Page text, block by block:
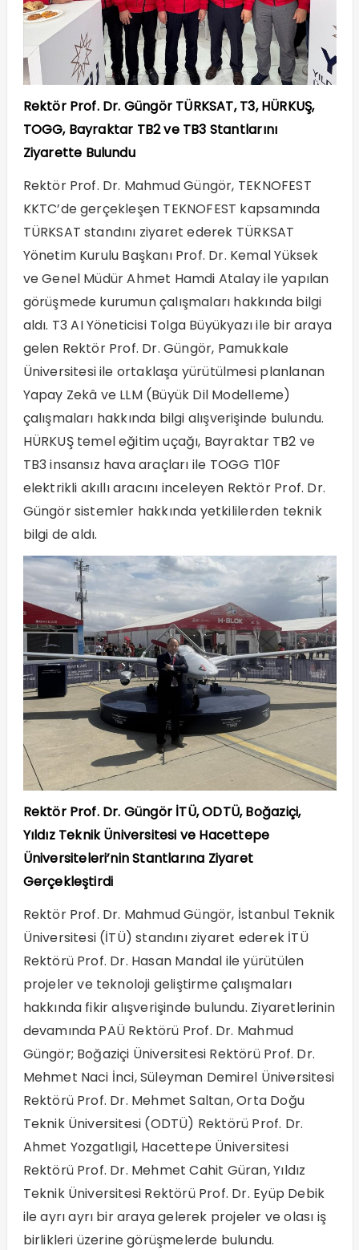
Rektör Prof. Dr. Güngör TÜRKSAT, T3, HÜRKUŞ,
TOGG, Bayraktar TB2 ve TB3 Stantlarını
Ziyarette Bulundu
Rektör Prof. Dr. Mahmud Güngör, TEKNOFEST
KKTC’de gerçekleşen TEKNOFEST kapsamında
TÜRKSAT standını ziyaret ederek TÜRKSAT
Yönetim Kurulu Başkanı Prof. Dr. Kemal Yüksek
ve Genel Müdür Ahmet Hamdi Atalay ile yapılan
görüşmede kurumun çalışmaları hakkında bilgi
aldı. T3 AI Yöneticisi Tolga Büyükyazı ile bir araya
gelen Rektör Prof. Dr. Güngör, Pamukkale
Üniversitesi ile ortaklaşa yürütülmesi planlanan
Yapay Zekâ ve LLM (Büyük Dil Modelleme)
çalışmaları hakkında bilgi alışverişinde bulundu.
HÜRKUŞ temel eğitim uçağı, Bayraktar TB2 ve
TB3 insansız hava araçları ile TOGG T10F
elektrikli akıllı aracını inceleyen Rektör Prof. Dr.
Güngör sistemler hakkında yetkililerden teknik
bilgi de aldı.
Rektör Prof. Dr. Güngör İTÜ, ODTÜ, Boğaziçi,
Yıldız Teknik Üniversitesi ve Hacettepe
Üniversiteleri’nin Stantlarına Ziyaret
Gerçekleştirdi
Rektör Prof. Dr. Mahmud Güngör, İstanbul Teknik
Üniversitesi (İTÜ) standını ziyaret ederek İTÜ
Rektörü Prof. Dr. Hasan Mandal ile yürütülen
projeler ve teknoloji geliştirme çalışmaları
hakkında fikir alışverişinde bulundu. Ziyaretlerinin
devamında PAÜ Rektörü Prof. Dr. Mahmud
Güngör; Boğaziçi Üniversitesi Rektörü Prof. Dr.
Mehmet Naci İnci, Süleyman Demirel Üniversitesi
Rektörü Prof. Dr. Mehmet Saltan, Orta Doğu
Teknik Üniversitesi (ODTÜ) Rektörü Prof. Dr.
Ahmet Yozgatlıgil, Hacettepe Üniversitesi
Rektörü Prof. Dr. Mehmet Cahit Güran, Yıldız
Teknik Üniversitesi Rektörü Prof. Dr. Eyüp Debik
ile ayrı ayrı bir araya gelerek projeler ve olası iş
birlikleri üzerine görüşmelerde bulundu.